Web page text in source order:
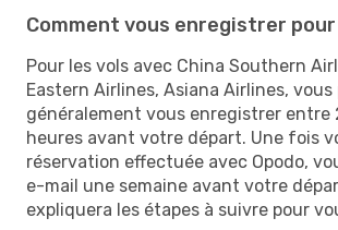
Comment vous enregistrer
Pour les vols avec China Southern
Eastern Airlines, Asiana Airlines, vous
généralement vous enregistrer entre
heures avant votre départ. Une fois
réservation effectuée avec Opodo,
e-mail une semaine avant votre
expliquera les étapes à suivre pour